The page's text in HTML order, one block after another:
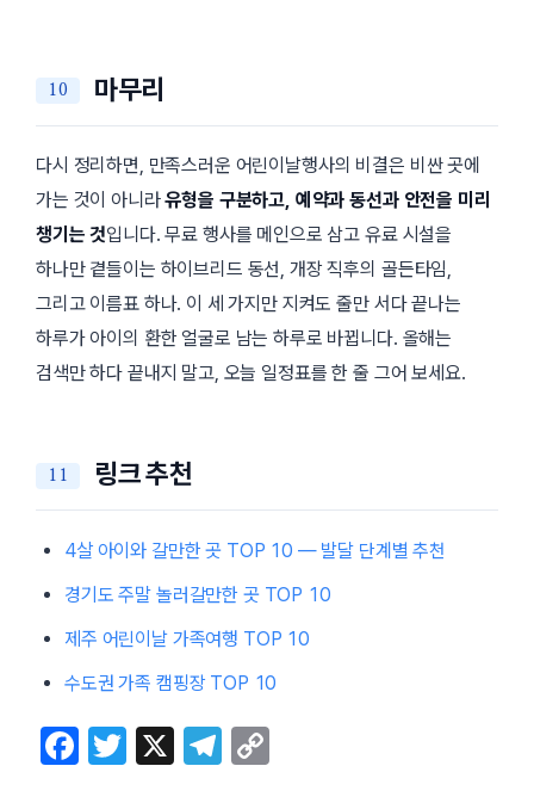
마무리
다시 정리하면, 만족스러운 어린이날행사의 비결은 비싼 곳에
가는 것이 아니라유형을 구분하고, 예약과 동선과 안전을 미리
챙기는 것입니다. 무료 행사를 메인으로 삼고 유료 시설을
하나만 곁들이는 하이브리드 동선, 개장 직후의 골든타임,
그리고 이름표 하나. 이 세 가지만 지켜도 줄만 서다 끝나는
하루가 아이의 환한 얼굴로 남는 하루로 바뀝니다. 올해는
검색만 하다 끝내지 말고, 오늘 일정표를 한 줄 그어 보세요.
링크 추천
4살 아이와 갈만한 곳 TOP 10 — 발달 단계별 추천
경기도 주말 놀러갈만한 곳 TOP 10
제주 어린이날 가족여행 TOP 10
수도권 가족 캠핑장 TOP 10
F
T
X
T